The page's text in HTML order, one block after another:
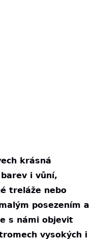
krásná
i vůní,
treláže nebo
posezením a
s námi objevit
vysokých i